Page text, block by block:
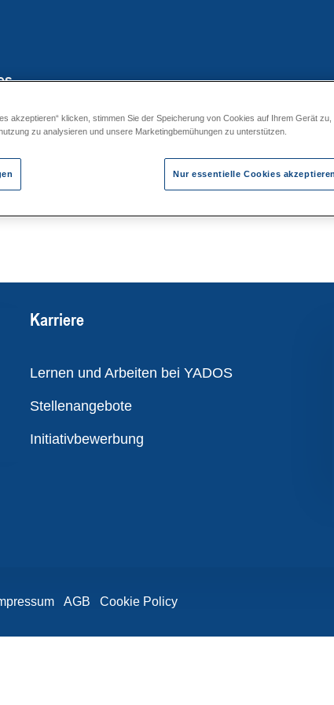
C ohne TWE 1I-*H
Karriere
Übersicht
Lernen und Arbeiten bei YADOS
Stellenangebote
Initiativbewerbung
AGB Cookie Policy
akzeptieren“ klicken, stimmen Sie der Speicherung von Cookies auf Ihrem Gerät
zu analysieren und unsere Marketingbemühungen zu unterstützen.
Nur essentielle Cookies akzeptieren